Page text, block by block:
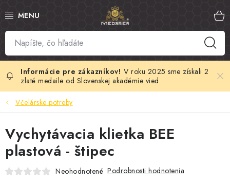
na
SLOVENSKÝ MED
MANUKA MED
VČELÍ PEĽ
MATERSKÁ KAŠIČKA
VČELÍ JED
V roku 2025 sme získali 2
zlaté medaile od Slovenskej akadémie vied.
Včelárske potreby
Vychytávacia klietka BEE
plastová - štipec
Neohodnotené Podrobnosti hodnotenia